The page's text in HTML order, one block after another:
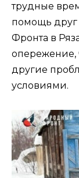
трудные
помощь друг
Фронта в
опережение,
другие
условиями.